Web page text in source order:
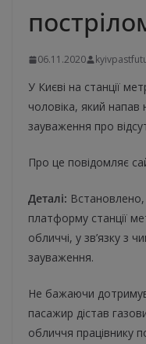
06.11.2020
У Києві на станції
чоловіка, який напав
зауваження про
Про це повідомляє
Деталі:
платформу станції
обличчі, у зв’язку з
зауваження.
Не бажаючи
пасажир дістав
обличчя працівнику